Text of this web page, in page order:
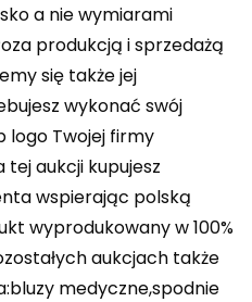
a nie wymiarami
produkcją i sprzedażą
się także jej
wykonać swój
logo Twojej firmy
tej aukcji kupujesz
wspierając polską
wyprodukowany w 100%
aukcjach także
medyczne,spodnie